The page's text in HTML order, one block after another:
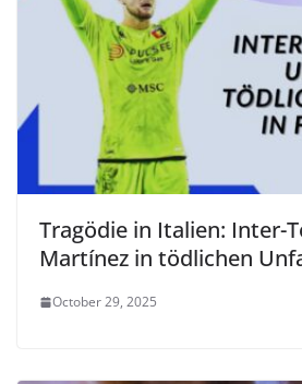
Tragödie in Italien: Inter-
Martínez in tödlichen
October 29, 2025